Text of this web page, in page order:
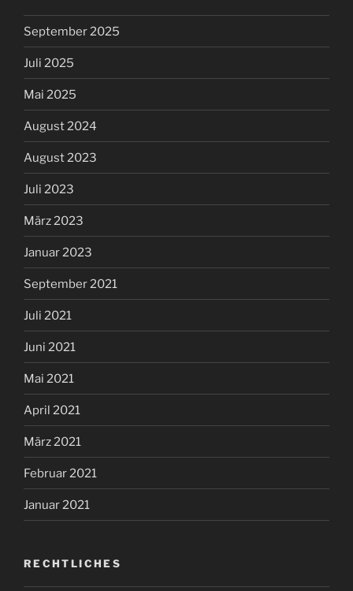
September 2025
Juli 2025
Mai 2025
August 2024
August 2023
Juli 2023
März 2023
Januar 2023
September 2021
Juli 2021
Juni 2021
Mai 2021
April 2021
März 2021
Februar 2021
Januar 2021
RECHTLICHES